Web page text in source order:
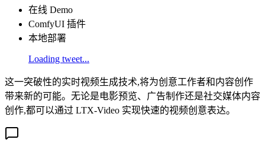
在线 Demo
ComfyUI 插件
本地部署
Loading tweet...
这一突破性的实时视频生成技术,将为创意工作者和内容创作
带来新的可能。无论是电影预览、广告制作还是社交媒体内容
创作,都可以通过 LTX-Video 实现快速的视频创意表达。